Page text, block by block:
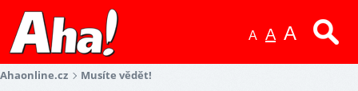
A A A
Ahaonline.cz Musíte vědět!